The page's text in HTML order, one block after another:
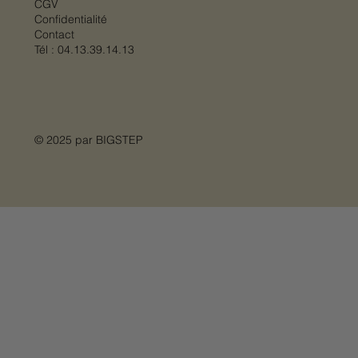
CGV
Confidentialité
Contact
Tél : 04.13.39.14.13
© 2025 par BIGSTEP